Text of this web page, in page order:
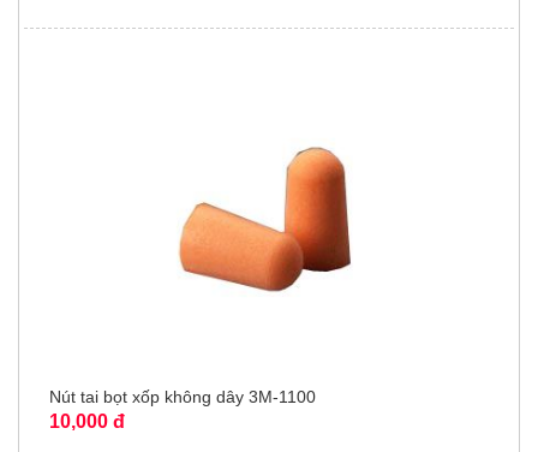
Nút tai bọt xốp không dây 3M-1100
10,000 đ